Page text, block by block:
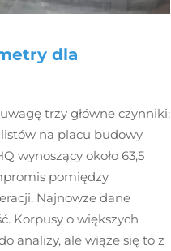
dla
trzy główne czynniki:
na placu budowy
wynoszący około 63,5
pomiędzy
Najnowze dane
Korpusy o większych
analizy, ale wiąże się to z